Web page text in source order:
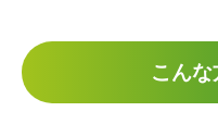
こん